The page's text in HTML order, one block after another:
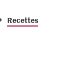
Recettes